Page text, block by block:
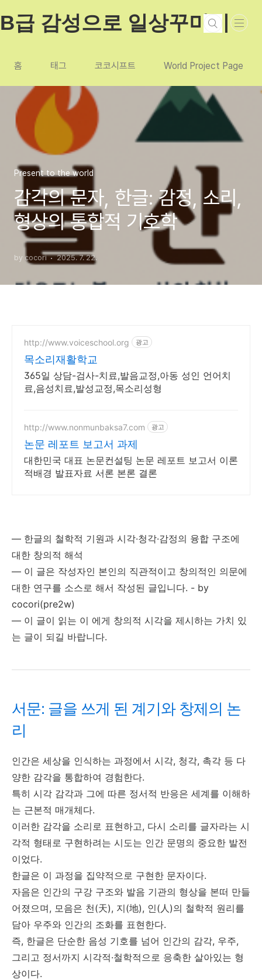
B급 감성으로 일상꾸미기
홈 태그 코코시프트 World Project Page
Present to the world
감각의 문자, 한글: 감정, 소리,
형상의 통합적 기호학
by cocori 2025. 7. 22.
http://www.voiceschool.org 광고
목소리재활학교
365일 상담-검사-치료,발음교정,아동 성인 언어치
료,음성치료,발성교정,목소리성형
http://www.nonmunbaksa7.com 광고
논문 레포트 보고서 과제
대한민국 대표 논문컨설팅 논문 레포트 보고서 이론
적배경 발표자료 서론 본론 결론
— 한글의 철학적 기원과 시각·청각·감정의 융합 구조에
대한 창의적 해석
— 이 글은 작성자인 본인의 직관적이고 창의적인 의문에
대한 연구를 소스로 해서 작성된 글입니다. - by
cocori(pre2w)
— 이 글이 읽는 이 에게 창의적 시각을 제시하는 가치 있
는 글이 되길 바랍니다.
서문: 글을 쓰게 된 계기와 창제의 논
리
인간은 세상을 인식하는 과정에서 시각, 청각, 촉각 등 다
양한 감각을 통합하여 경험한다.
특히 시각 감각과 그에 따른 정서적 반응은 세계를 이해하
는 근본적 매개체다.
이러한 감각을 소리로 표현하고, 다시 소리를 글자라는 시
각적 형태로 구현하려는 시도는 인간 문명의 중요한 발전
이었다.
한글은 이 과정을 집약적으로 구현한 문자이다.
자음은 인간의 구강 구조와 발음 기관의 형상을 본떠 만들
어졌으며, 모음은 천(天), 지(地), 인(人)의 철학적 원리를
담아 우주와 인간의 조화를 표현한다.
즉, 한글은 단순한 음성 기호를 넘어 인간의 감각, 우주,
그리고 정서까지 시각적·철학적으로 응축한 살아있는 형
상이다.